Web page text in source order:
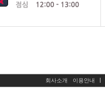
회사소개 이용안내